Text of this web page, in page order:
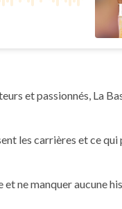
et passionnés, La
les carrières et ce qui
ne manquer aucune